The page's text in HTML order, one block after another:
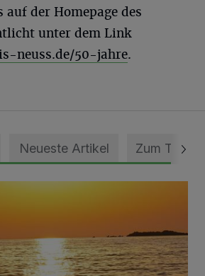
auf der Homepage des
unter dem Link
neuss.de/50-jahre.
Neueste Artikel Zum Thema
gesucht